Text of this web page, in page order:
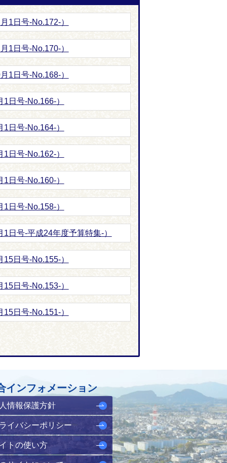
1日号-No.172-）
1日号-No.170-）
1日号-No.168-）
日号-No.166-）
日号-No.164-）
日号-No.162-）
日号-No.160-）
日号-No.158-）
日号-平成24年度予算特集-）
日号-No.155-）
日号-No.153-）
日号-No.151-）
インフォメーション
情報保護方針
イバシーポリシー
トの使い方